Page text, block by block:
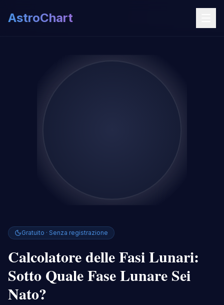
AstroChart
Gratuito · Senza registrazione
Calcolatore delle Fasi Lunari:
Sotto Quale Fase Lunare Sei
Nato?